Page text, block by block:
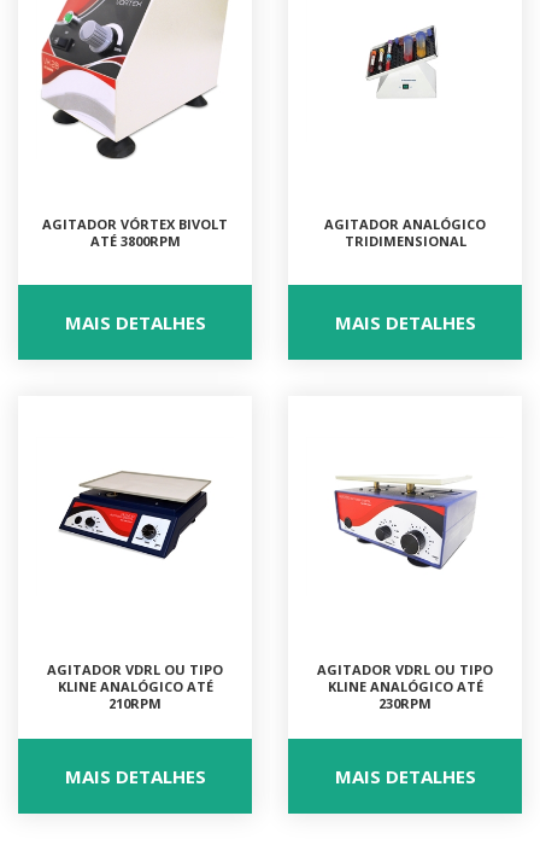
AGITADOR VÓRTEX BIVOLT
ATÉ 3800RPM
MAIS DETALHES
AGITADOR ANALÓGICO
TRIDIMENSIONAL
MAIS DETALHES
AGITADOR VDRL OU TIPO
KLINE ANALÓGICO ATÉ
210RPM
MAIS DETALHES
AGITADOR VDRL OU TIPO
KLINE ANALÓGICO ATÉ
230RPM
MAIS DETALHES